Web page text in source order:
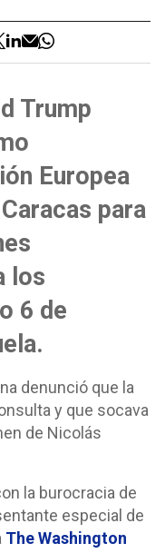
Trump
Europea
para
los
6 de
denunció que la
y que socava
de Nicolás
la burocracia de
especial de
The Washington